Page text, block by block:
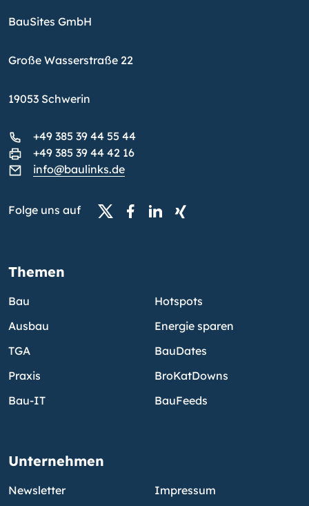
BauSites GmbH
Große Wasserstraße 22
19053 Schwerin
+49 385 39 44 55 44
+49 385 39 44 42 16
info@baulinks.de
Folge uns auf
Themen
Bau
Ausbau
TGA
Praxis
Bau-IT
Hotspots
Energie sparen
BauDates
BroKatDowns
BauFeeds
Unternehmen
Newsletter Impressum